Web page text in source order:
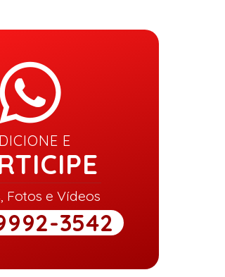
E
Fotos e Vídeos
3542